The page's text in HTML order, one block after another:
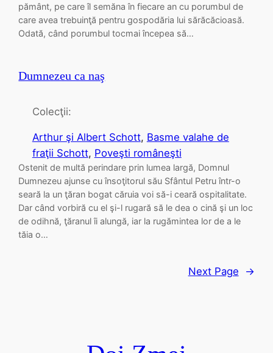
pământ, pe care îl semăna în fiecare an cu porumbul de
care avea trebuinţă pentru gospodăria lui sărăcăcioasă.
Odată, când porumbul tocmai începea să…
Dumnezeu ca naş
Colecţii:
Arthur şi Albert Schott, Basme valahe de
fraţii Schott, Poveşti româneşti
Ostenit de multă perindare prin lumea largă, Domnul
Dumnezeu ajunse cu însoţitorul său Sfântul Petru într-o
seară la un ţăran bogat căruia voi să-i ceară ospitalitate.
Dar când vorbiră cu el şi-l rugară să le dea o cină şi un loc
de odihnă, ţăranul îi alungă, iar la rugămintea lor de a le
tăia o…
Next Page →